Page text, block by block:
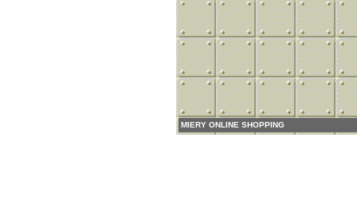
MIERY ONLINE SHOPPING